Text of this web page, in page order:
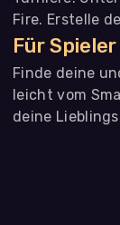
Fire. Erstelle
Für Spieler
Finde deine
leicht vom
deine